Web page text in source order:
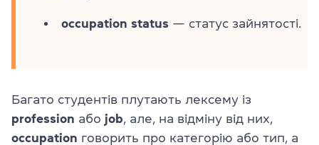
occupation status — статус зайнятості.
Багато студентів плутають лексему із
profession або job, але, на відміну від них,
occupation говорить про категорію або тип, а